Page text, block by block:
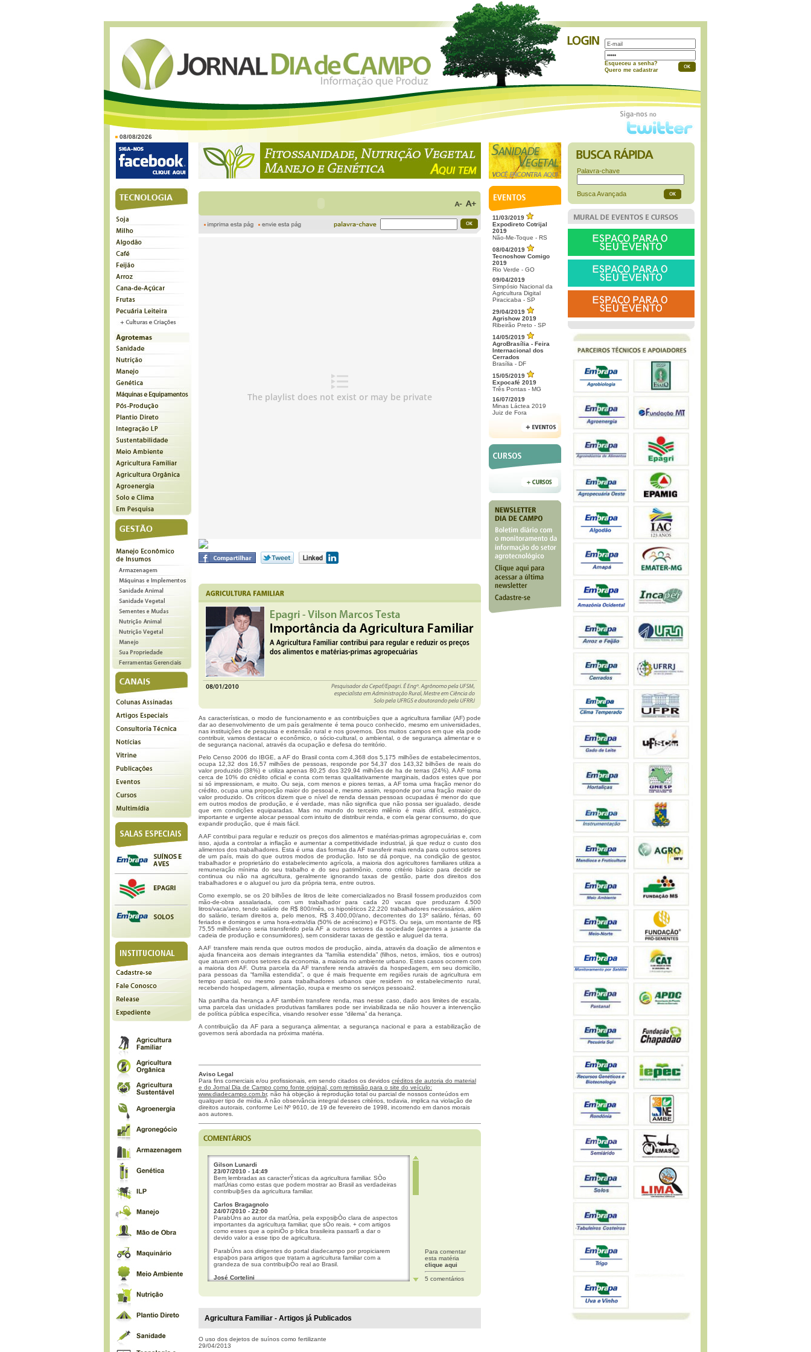
Esqueceu a senha?
Quero me cadastrar
08/08/2026
As características, o modo de funcionamento e as contribuições que a agricultura familiar (AF) pode
dar ao desenvolvimento de um país geralmente é tema pouco conhecido, mesmo em universidades,
nas instituições de pesquisa e extensão rural e nos governos. Dos muitos campos em que ela pode
contribuir, vamos destacar o econômico, o sócio-cultural, o ambiental, o de segurança alimentar e o
de segurança nacional, através da ocupação e defesa do território.
Pelo Censo 2006 do IBGE, a AF do Brasil conta com 4,368 dos 5,175 milhões de estabelecimentos,
ocupa 12,32 dos 16,57 milhões de pessoas, responde por 54,37 dos 143,32 bilhões de reais do
valor produzido (38%) e utiliza apenas 80,25 dos 329,94 milhões de ha de terras (24%). A AF toma
cerca de 10% do crédito oficial e conta com terras qualitativamente marginais, dados estes que por
si só impressionam, e muito. Ou seja, com menos e piores terras, a AF toma uma fração menor do
crédito, ocupa uma proporção maior do pessoal e, mesmo assim, responde por uma fração maior do
valor produzido. Os críticos dizem que o nível de renda dessas pessoas ocupadas é menor do que
em outros modos de produção, e é verdade, mas não significa que não possa ser igualado, desde
que em condições equiparadas. Mas no mundo do terceiro milênio é mais difícil, estratégico,
importante e urgente alocar pessoal com intuito de distribuir renda, e com ela gerar consumo, do que
expandir produção, que é mais fácil.
A AF contribui para regular e reduzir os preços dos alimentos e matérias-primas agropecuárias e, com
isso, ajuda a controlar a inflação e aumentar a competitividade industrial, já que reduz o custo dos
alimentos dos trabalhadores. Esta é uma das formas da AF transferir mais renda para outros setores
de um país, mais do que outros modos de produção. Isto se dá porque, na condição de gestor,
trabalhador e proprietário do estabelecimento agrícola, a maioria dos agricultores familiares utiliza a
remuneração mínima do seu trabalho e do seu patrimônio, como critério básico para decidir se
continua ou não na agricultura, geralmente ignorando taxas de gestão, parte dos direitos dos
trabalhadores e o aluguel ou juro da própria terra, entre outros.
Como exemplo, se os 20 bilhões de litros de leite comercializados no Brasil fossem produzidos com
mão-de-obra assalariada, com um trabalhador para cada 20 vacas que produzam 4.500
litros/vaca/ano, tendo salário de R$ 800/mês, os hipotéticos 22.220 trabalhadores necessários, além
do salário, teriam direitos a, pelo menos, R$ 3.400,00/ano, decorrentes do 13º salário, férias, 60
feriados e domingos e uma hora-extra/dia (50% de acréscimo) e FGTS. Ou seja, um montante de R$
75,55 milhões/ano seria transferido pela AF a outros setores da sociedade (agentes a jusante da
cadeia de produção e consumidores), sem considerar taxas de gestão e aluguel da terra.
A AF transfere mais renda que outros modos de produção, ainda, através da doação de alimentos e
ajuda financeira aos demais integrantes da “família estendida” (filhos, netos, irmãos, tios e outros)
que atuam em outros setores da economia, a maioria no ambiente urbano. Estes casos ocorrem com
a maioria dos AF. Outra parcela da AF transfere renda através da hospedagem, em seu domicílio,
para pessoas da “família estendida”, o que é mais frequente em regiões rurais de agricultura em
tempo parcial, ou mesmo para trabalhadores urbanos que residem no estabelecimento rural,
recebendo hospedagem, alimentação, roupa e mesmo os serviços pessoais2.
Na partilha da herança a AF também transfere renda, mas nesse caso, dado aos limites de escala,
uma parcela das unidades produtivas familiares pode ser inviabilizada se não houver a intervenção
de política pública específica, visando resolver esse “dilema” da herança.
A contribuição da AF para a segurança alimentar, a segurança nacional e para a estabilização de
governos será abordada na próxima matéria.
Aviso Legal
Para fins comerciais e/ou profissionais, em sendo citados os devidos créditos de autoria do material
e do Jornal Dia de Campo como fonte original, com remissão para o site do veículo:
www.diadecampo.com.br, não há objeção à reprodução total ou parcial de nossos conteúdos em
qualquer tipo de mídia. A não observância integral desses critérios, todavia, implica na violação de
direitos autorais, conforme Lei Nº 9610, de 19 de fevereiro de 1998, incorrendo em danos morais
aos autores.
Gilson Lunardi
23/07/2010 - 14:49
Bem lembradas as caracterÝsticas da agricultura familiar. SÒo
matÚrias como estas que podem mostrar ao Brasil as verdadeiras
contribuiþ§es da agricultura familiar.
Carlos Bragagnolo
24/07/2010 - 22:00
ParabÚns ao autor da matÚria, pela exposiþÒo clara de aspectos
importantes da agricultura familiar, que sÒo reais. + com artigos
como esses que a opiniÒo p·blica brasileira passarß a dar o
devido valor a esse tipo de agricultura.
ParabÚns aos dirigentes do portal diadecampo por propiciarem
espaþos para artigos que tratam a agricultura familiar com a
grandeza de sua contribuiþÒo real ao Brasil.
José Cortelini
transfere renda para todos. Isso mostra que Ú importante o
esmoleiros. Pagamos de volta.
Antonio Francisco de Oliveira
16/12/2010 - 00:42
O artigo corrobora com o diagn¾stico de diversos outros
Para comentar
esta matéria
clique aqui
5 comentários
Agricultura Familiar - Artigos já Publicados
O uso dos dejetos de suínos como fertilizante
29/04/2013
11/03/2019
Expodireto Cotrijal
2019
Não-Me-Toque - RS
08/04/2019
Tecnoshow Comigo
2019
Rio Verde - GO
09/04/2019
Simpósio Nacional da
Agricultura Digital
Piracicaba - SP
29/04/2019
Agrishow 2019
Ribeirão Preto - SP
14/05/2019
AgroBrasília - Feira
Internacional dos
Cerrados
Brasília - DF
15/05/2019
Expocafé 2019
Três Pontas - MG
16/07/2019
Minas Láctea 2019
Juiz de Fora
Palavra-chave
Busca Avançada